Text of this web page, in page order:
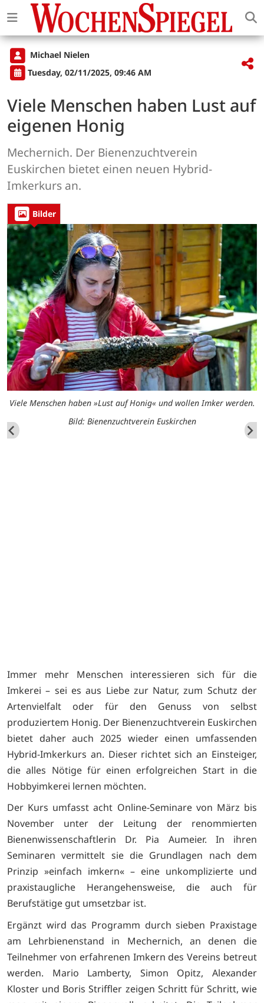
Michael Nielen
Tuesday, 02/11/2025, 09:46 AM
Viele Menschen haben Lust auf
eigenen Honig
Mechernich. Der Bienenzuchtverein
Euskirchen bietet einen neuen Hybrid-
Imkerkurs an.
Bilder
Viele Menschen haben »Lust auf Honig« und wollen Imker werden.
Bild: Bienenzuchtverein Euskirchen
Immer mehr Menschen interessieren sich für die
Imkerei – sei es aus Liebe zur Natur, zum Schutz der
Artenvielfalt oder für den Genuss von selbst
produziertem Honig. Der Bienenzuchtverein Euskirchen
bietet daher auch 2025 wieder einen umfassenden
Hybrid-Imkerkurs an. Dieser richtet sich an Einsteiger,
die alles Nötige für einen erfolgreichen Start in die
Hobbyimkerei lernen möchten.
Der Kurs umfasst acht Online-Seminare von März bis
November unter der Leitung der renommierten
Bienenwissenschaftlerin Dr. Pia Aumeier. In ihren
Seminaren vermittelt sie die Grundlagen nach dem
Prinzip »einfach imkern« – eine unkomplizierte und
praxistaugliche Herangehensweise, die auch für
Berufstätige gut umsetzbar ist.
Ergänzt wird das Programm durch sieben Praxistage
am Lehrbienenstand in Mechernich, an denen die
Teilnehmer von erfahrenen Imkern des Vereins betreut
werden. Mario Lamberty, Simon Opitz, Alexander
Kloster und Boris Striffler zeigen Schritt für Schritt, wie